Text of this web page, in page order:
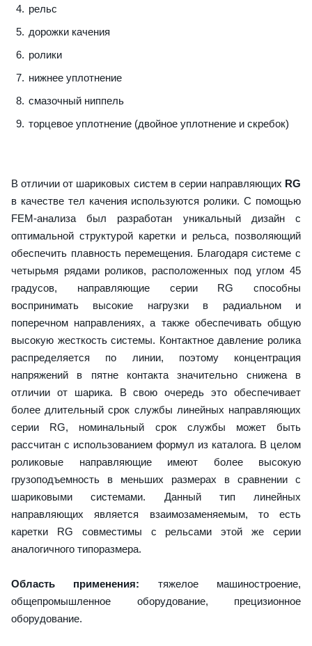
рельс
дорожки качения
ролики
нижнее уплотнение
смазочный ниппель
торцевое уплотнение (двойное уплотнение и скребок)
В отличии от шариковых систем в серии направляющих RG
в качестве тел качения используются ролики. С помощью
FEM-анализа был разработан уникальный дизайн с
оптимальной структурой каретки и рельса, позволяющий
обеспечить плавность перемещения. Благодаря системе с
четырьмя рядами роликов, расположенных под углом 45
градусов, направляющие серии RG способны
воспринимать высокие нагрузки в радиальном и
поперечном направлениях, а также обеспечивать общую
высокую жесткость системы. Контактное давление ролика
распределяется по линии, поэтому концентрация
напряжений в пятне контакта значительно снижена в
отличии от шарика. В свою очередь это обеспечивает
более длительный срок службы линейных направляющих
серии RG, номинальный срок службы может быть
рассчитан с использованием формул из каталога. В целом
роликовые направляющие имеют более высокую
грузоподъемность в меньших размерах в сравнении с
шариковыми системами. Данный тип линейных
направляющих является взаимозаменяемым, то есть
каретки RG совместимы с рельсами этой же серии
аналогичного типоразмера.
Область применения: тяжелое машиностроение,
общепромышленное оборудование, прецизионное
оборудование.